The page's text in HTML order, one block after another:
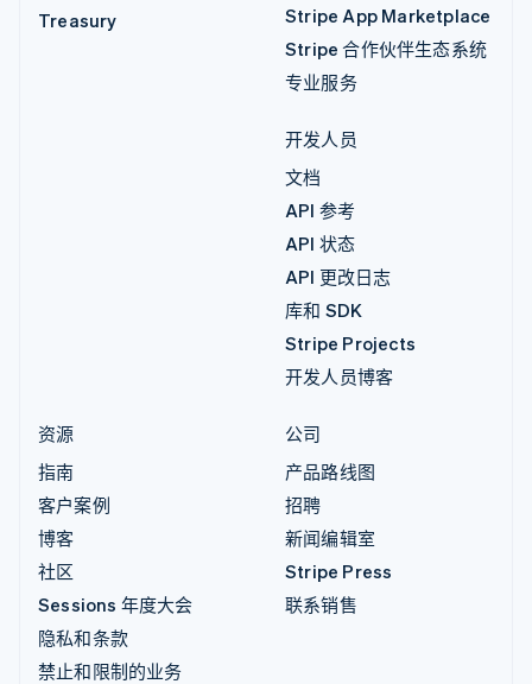
Treasury
Stripe App Marketplace
Stripe 合作伙伴生态系统
专业服务
开发人员
文档
API 参考
API 状态
API 更改日志
库和 SDK
Stripe Projects
开发人员博客
资源
指南
客户案例
博客
社区
Sessions 年度大会
隐私和条款
禁止和限制的业务
公司
产品路线图
招聘
新闻编辑室
Stripe Press
联系销售